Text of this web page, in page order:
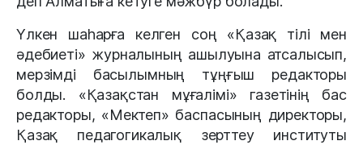
Үлкен шаһарға келген соң «Қазақ тілі мен
әдебиеті» журналының ашылуына атсалысып,
мерзімді басылымның тұңғыш редакторы
болды. «Қазақстан мұғалімі» газетінің бас
редакторы, «Мектеп» баспасының директоры,
Қазақ педагогикалық зерттеу институты